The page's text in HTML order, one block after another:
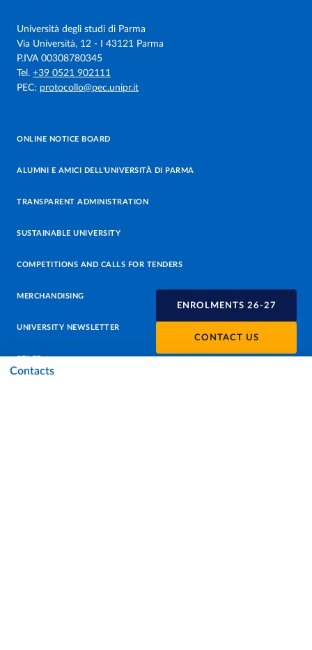
ENROLMENTS 26-27
CONTACT US
Contacts
Università degli studi di Parma
Via Università, 12 - I 43121 Parma
P.IVA 00308780345
Tel. +39 0521 902111
PEC: protocollo@pec.unipr.it
ONLINE NOTICE BOARD
ALUMNI E AMICI DELL’UNIVERSITÀ DI PARMA
TRANSPARENT ADMINISTRATION
SUSTAINABLE UNIVERSITY
COMPETITIONS AND CALLS FOR TENDERS
MERCHANDISING
UNIVERSITY NEWSLETTER
STAFF